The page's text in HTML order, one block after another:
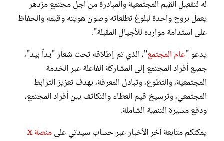
له لتفعيل القيم المجتمعية والمبادرة من أجل مجتمع مزدهر
يعمل بروح واحدة لبلوغ تطلعاته وصون هويته وقيمه والحفاظ
على استدامة موارده للأجيال المقبلة".
يدعو "عام المجتمع"، الذي تم إطلاقه تحت شعار "يداً بيد"،
جميع أفراد المجتمع إلى المشاركة الفاعلة عبر الخدمة
المجتمعية، والتطوع، وتبادل المعرفة، بهدف تعزيز الترابط
المجتمعي، وترسيخ قيم العطاء والتكاتف بين أفراد المجتمع،
ودفع مسيرة التنمية الشاملة.
يمكنكم متابعة آخر الأخبار عبر حساب سيدتي علىمنصة x